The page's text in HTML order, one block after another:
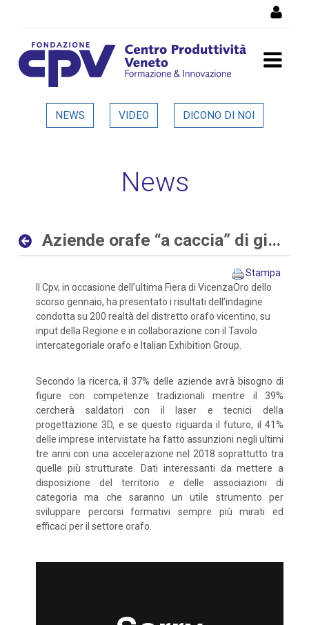
Aziende orafe “a caccia” di
digitali che tradizionali -
NEWS VIDEO DICONO DI NOI
News
Aziende orafe “a caccia” di giovani sia con competenze digitali che tradizionali
Stampa
Il Cpv, in occasione dell’ultima Fiera di VicenzaOro dello
scorso gennaio, ha presentato i risultati dell’indagine
condotta su 200 realtà del distretto orafo vicentino, su
input della Regione e in collaborazione con il Tavolo
intercategoriale orafo e Italian Exhibition Group.
Secondo la ricerca, il 37% delle aziende avrà bisogno di
figure con competenze tradizionali mentre il 39%
cercherà saldatori con il laser e tecnici della
progettazione 3D, e se questo riguarda il futuro, il 41%
delle imprese intervistate ha fatto assunzioni negli ultimi
tre anni con una accelerazione nel 2018 soprattutto tra
quelle più strutturate. Dati interessanti da mettere a
disposizione del territorio e delle associazioni di
categoria ma che saranno un utile strumento per
sviluppare percorsi formativi sempre più mirati ed
efficaci per il settore orafo.